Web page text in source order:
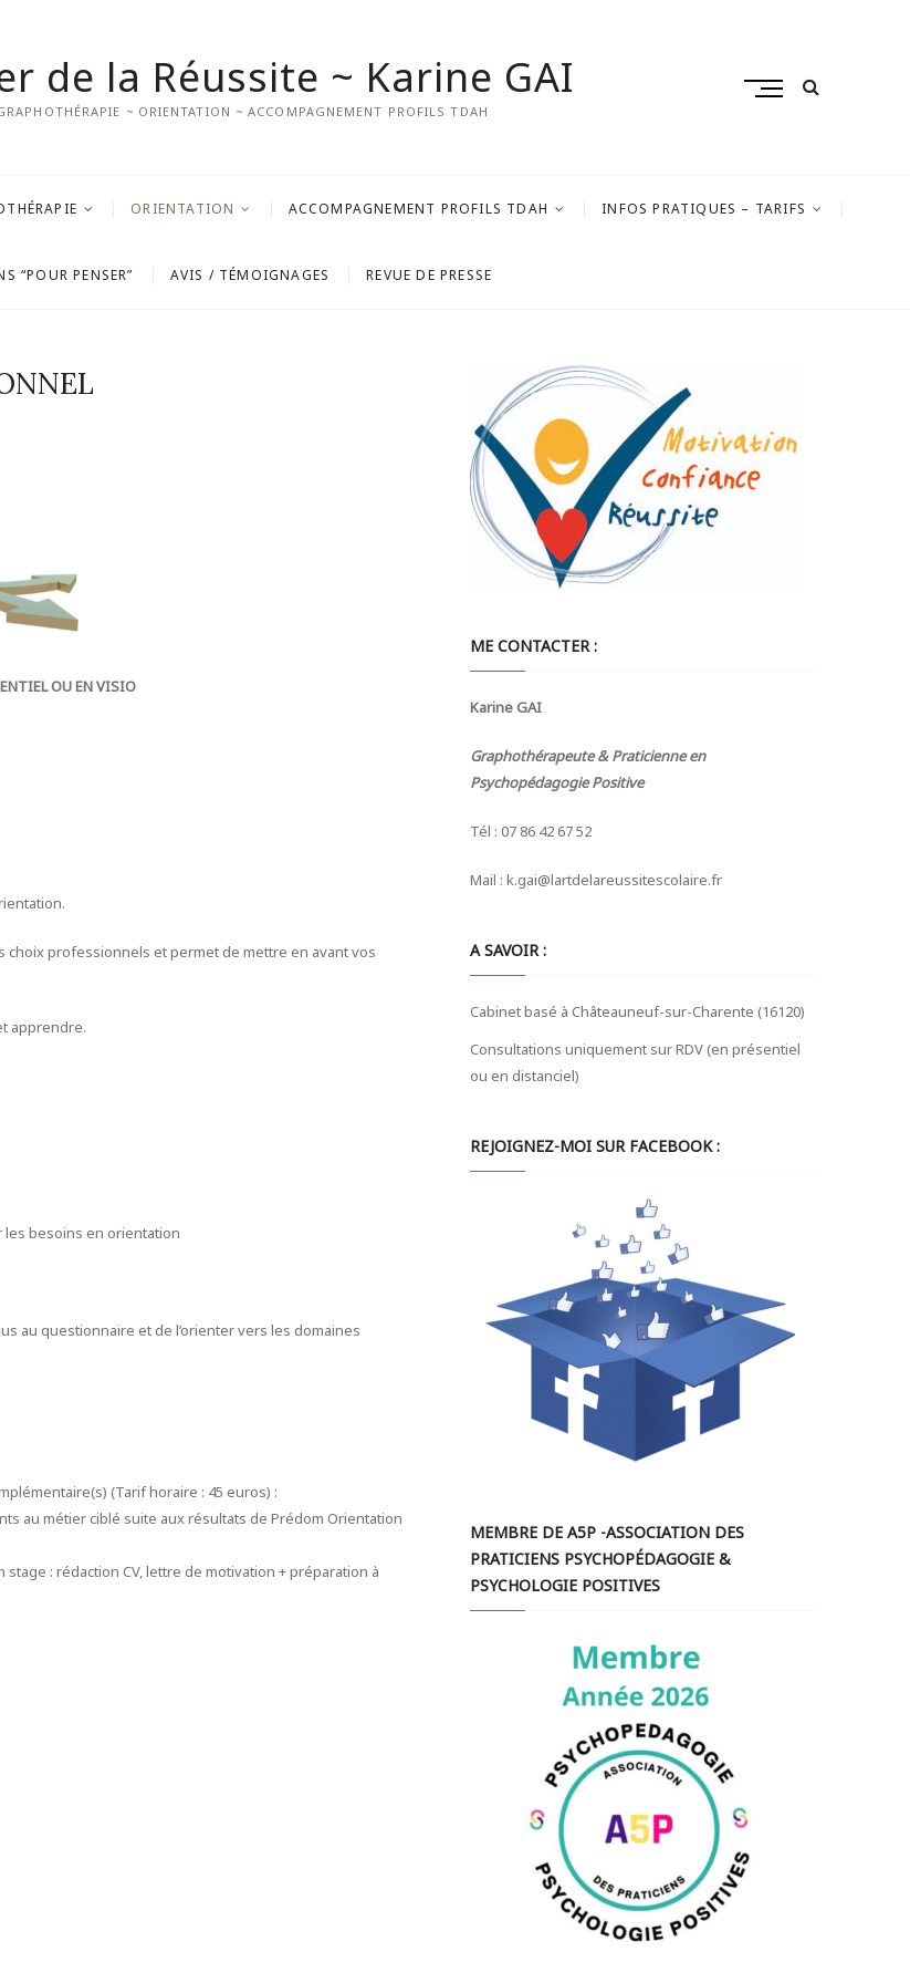
de la Réussite ~ Karine GAI
~ ORIENTATION ~ ACCOMPAGNEMENT PROFILS TDAH
M
u
ORIENTATION ACCOMPAGNEMENT PROFILS TDAH INFOS PRATIQUES – TARIFS
“POUR PENSER” AVIS / TÉMOIGNAGES REVUE DE PRESSE
OU EN VISIO
professionnels et permet de mettre en avant vos
apprendre.
les besoins en orientation
au questionnaire et de l’orienter vers les domaines
(Tarif horaire : 45 euros) :
au métier ciblé suite aux résultats de Prédom Orientation
stage : rédaction CV, lettre de motivation + préparation à
ME CONTACTER :
Karine GAI
Graphothérapeute & Praticienne en
Psychopédagogie Positive
Tél : 07 86 42 67 52
Mail : k.gai@lartdelareussitescolaire.fr
A SAVOIR :
Cabinet basé à Châteauneuf-sur-Charente (16120)
Consultations uniquement sur RDV (en présentiel
ou en distanciel)
REJOIGNEZ-MOI SUR FACEBOOK :
MEMBRE DE A5P -ASSOCIATION DES
PRATICIENS PSYCHOPÉDAGOGIE &
PSYCHOLOGIE POSITIVES